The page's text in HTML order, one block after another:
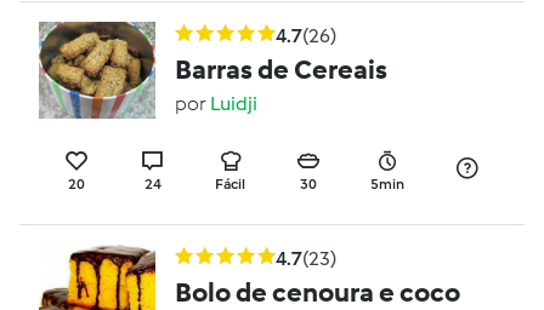
4.7(26)
Barras de Cereais
por Luidji
20 24 Fácil 30 5min
4.7(23)
Bolo de cenoura e coco